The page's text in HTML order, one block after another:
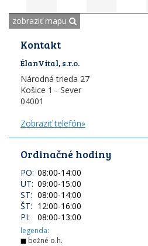
zobraziť mapu
Kontakt
ÉlanVital, s.r.o.
Národná trieda 27
Košice 1 - Sever
04001
Zobraziť telefón»
Ordinačné hodiny
PO: 08:00-14:00
UT: 09:00-15:00
ST: 08:00-14:00
ŠT: 12:00-16:00
PI:
08:00-13:00
legenda:
bežné o.h.